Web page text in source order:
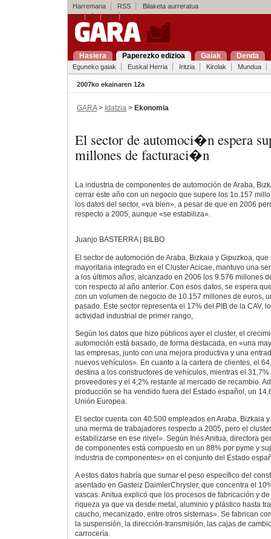
Harremana RSS
Bilaketa aurreratua
es
fr en
Hasiera Paperezko edizioa Gaiak Denda
Eguneko gaiak Euskal Herria Iritzia Kirolak Mundua
2007ko ekainaren 12a
GARA> Idatzia > Ekonomia
El sector de automoci�n espera
millones de facturaci�n
La industria de componentes de automoción de Araba,
cerrar este año con un negocio que supere los 1o.157
los datos del sector, «va bien», a pesar de que en 2006
respecto a 2005, aunque «se estabiliza».
Juanjo BASTERRA | BILBO
El sector de automoción de Araba, Bizkaia y Gipuzkoa,
mayoritaria integrado en el Cluster Acicae, mantuvo una
a los últimos años, alcanzado en 2006 los 9.576 millones
con respecto al año anterior. Con esos datos, se espera
con un volumen de negocio de 10.157 millones de euros,
pasado. Este sector representa el 17% del PIB de la CAV,
actividad industrial de primer rango,
Según los datos que hizo públicos ayer el cluster, el
automoción está basado, de forma destacada, en «una
las empresas, junto con una mejora productiva y una
nuevos vehículos». En cuanto a la cartera de clientes, el
destina a los constructores de vehículos, mientras el
proveedores y el 4,2% restante al mercado de recambio.
producción se ha vendido fuera del Estado español, un
Unión Europea.
El sector cuenta con 40.500 empleados en Araba, Bizkaia
una merma de trabajadores respecto a 2005, pero el
estabilizarse en ese nivel». Según Inés Anitua, directora
de componentes está compuesto en un 88% por pyme y
industria de componentes» en el conjunto del Estado
A estos datos habría que sumar el peso específico del
asentado en Gasteiz DaimlerChrysler, que concentra el
vascas. Anitua explicó que los procesos de fabricación y
riqueza ya que va desde metal, aluminio y plástico hasta
caucho, mecanizado, entre otros sistemas». Se fabrican
la suspensión, la dirección-transmisión, las cajas de
carrocería.